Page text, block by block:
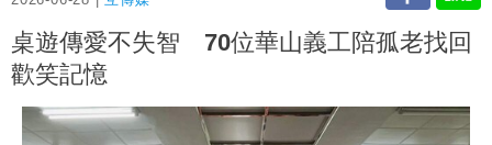
桌遊傳愛不失智 70位華山義工陪孤老找回
歡笑記憶